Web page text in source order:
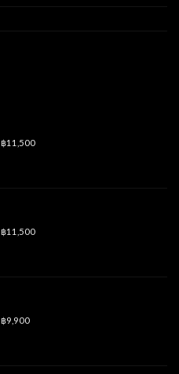
฿11,500
฿11,500
฿9,900